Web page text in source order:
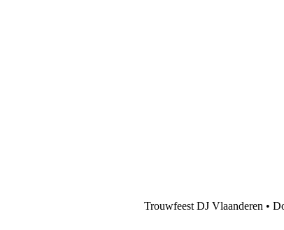
Trouwfeest DJ Vlaanderen •